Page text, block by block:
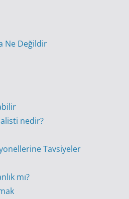
Ne Değildir
nedir?
Tavsiyeler
mı?